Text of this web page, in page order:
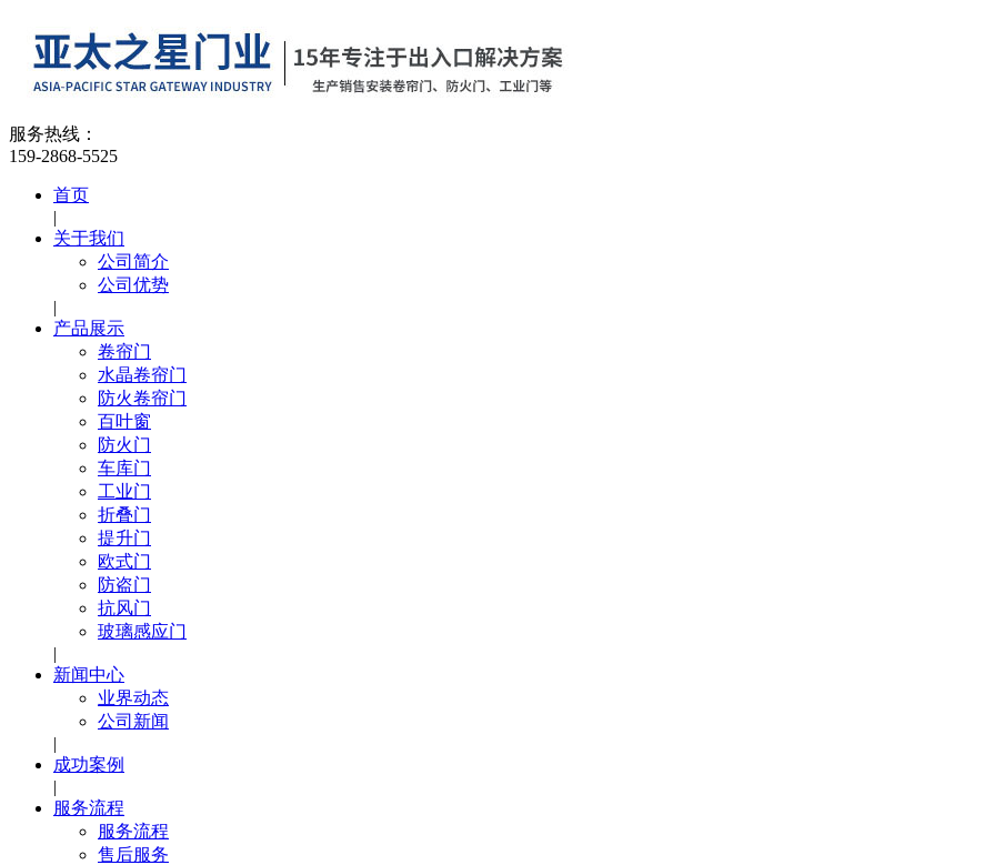
服务热线：
159-2868-5525
首页
|
关于我们
公司简介
公司优势
|
产品展示
卷帘门
水晶卷帘门
防火卷帘门
百叶窗
防火门
车库门
工业门
折叠门
提升门
欧式门
防盗门
抗风门
玻璃感应门
|
新闻中心
业界动态
公司新闻
|
成功案例
|
服务流程
服务流程
售后服务